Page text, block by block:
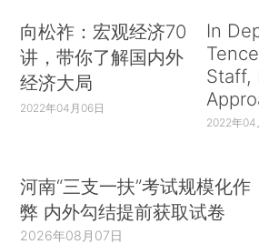
向松祚：宏观经济70
讲，带你了解国内外
经济大局
2022年04月06日
In
Staff,
2022年04
河南“三支一扶”考试规模化作
弊 内外勾结提前获取试卷
2026年08月07日